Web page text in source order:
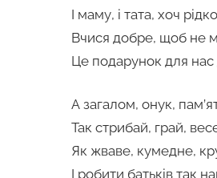
І маму, і тата, хоч
Вчися добре, щоб не
Це подарунок для нас
А загалом, онук,
Так стрибай, грай,
Як жваве, кумедне,
І робити батьків так